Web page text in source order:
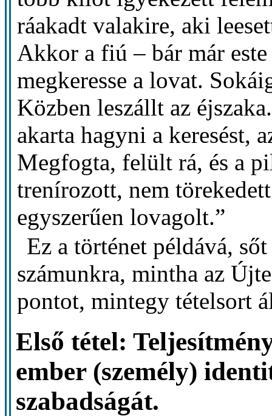
ráakadt valakire, aki
Akkor a fiú – bár már
megkeresse a lovat.
Közben leszállt az
akarta hagyni a keresést,
Megfogta, felült rá, és a
trenírozott, nem
egyszerűen lovagolt.”
Ez a történet példává,
számunkra, mintha az
pontot, mintegy tételsort
Első tétel:
ember (személy)
szabadságát.